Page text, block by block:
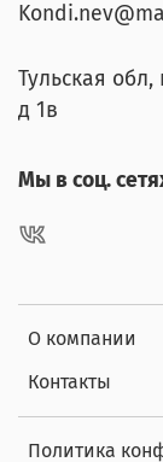
О компании
Контакты
Политика
Тульская
д 1в
Мы в соц.